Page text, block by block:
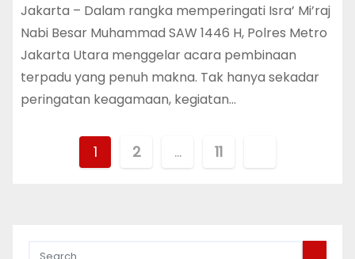
Jakarta – Dalam rangka memperingati Isra’ Mi’raj
Nabi Besar Muhammad SAW 1446 H, Polres Metro
Jakarta Utara menggelar acara pembinaan
terpadu yang penuh makna. Tak hanya sekadar
peringatan keagamaan, kegiatan…
t
1 2 … 11